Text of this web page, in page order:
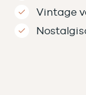
Vintage